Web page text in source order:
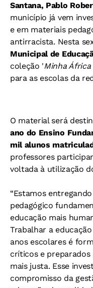
Santana, Pablo
município já vem
e em materiais
antirracista. Nesta
Municipal de
coleção 'Minha África
para as escolas da
O material será
ano do Ensino
mil alunos
professores
voltada à utilização
“Estamos
pedagógico
educação mais
Trabalhar a
anos escolares é
críticos e preparados
mais justa. Esse
compromisso da